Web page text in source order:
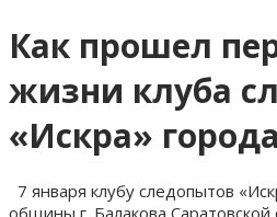
Как прошел
жизни клуба
«Искра»
7 января клубу следопытов
общины г. Балакова Саратовской